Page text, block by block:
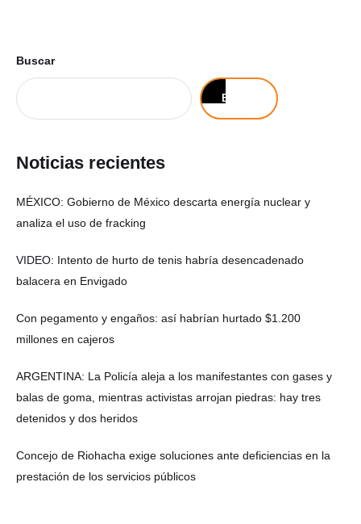
Buscar
Buscar
Noticias recientes
MÉXICO: Gobierno de México descarta energía nuclear y
analiza el uso de fracking
VIDEO: Intento de hurto de tenis habría desencadenado
balacera en Envigado
Con pegamento y engaños: así habrían hurtado $1.200
millones en cajeros
ARGENTINA: La Policía aleja a los manifestantes con gases y
balas de goma, mientras activistas arrojan piedras: hay tres
detenidos y dos heridos
Concejo de Riohacha exige soluciones ante deficiencias en la
prestación de los servicios públicos